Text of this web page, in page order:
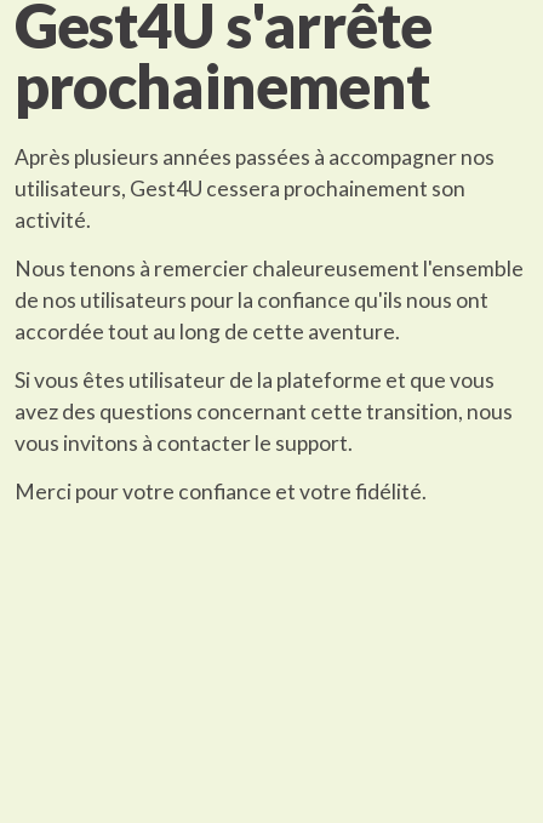
Gest4U s'arrête
prochainement
Après plusieurs années passées à accompagner nos
utilisateurs, Gest4U cessera prochainement son
activité.
Nous tenons à remercier chaleureusement l'ensemble
de nos utilisateurs pour la confiance qu'ils nous ont
accordée tout au long de cette aventure.
Si vous êtes utilisateur de la plateforme et que vous
avez des questions concernant cette transition, nous
vous invitons à contacter le support.
Merci pour votre confiance et votre fidélité.